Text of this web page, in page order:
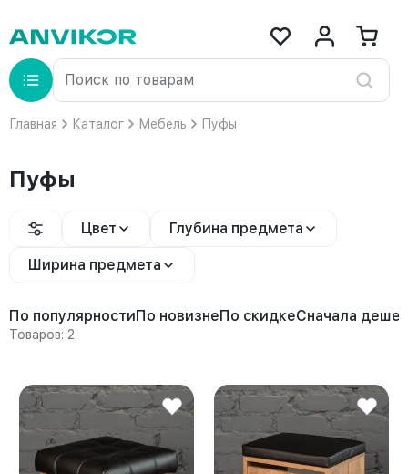
Главная Каталог Мебель Пуфы
Пуфы
Цвет Глубина предмета
Ширина предмета
По популярностиПо новизнеПо скидкеСначала
Товаров: 2